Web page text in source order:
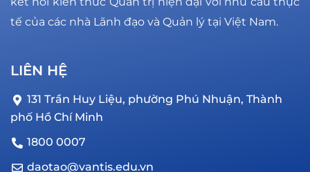
tế của các nhà Lãnh đạo và Quản lý tại Việt Nam.
LIÊN HỆ
131 Trần Huy Liệu, phường Phú Nhuận, Thành
phố Hồ Chí Minh
1800 0007
daotao@vantis.edu.vn